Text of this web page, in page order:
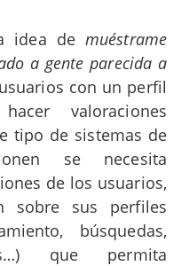
idea demuéstrame
a gente parecida a
con un perfil
valoraciones
tipo de sistemas de
se necesita
de los usuarios,
sobre sus perfiles
búsquedas,
que permita